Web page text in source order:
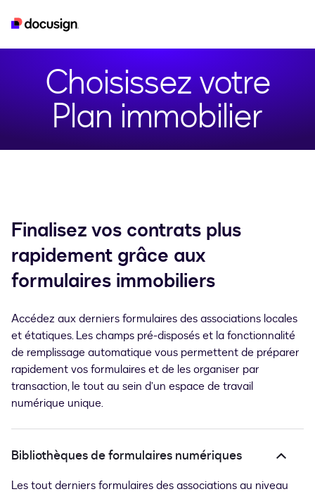
Choisissez votre
Plan immobilier
Finalisez vos contrats plus
rapidement grâce aux
formulaires immobiliers
Accédez aux derniers formulaires des associations locales
et étatiques. Les champs pré-disposés et la fonctionnalité
de remplissage automatique vous permettent de préparer
rapidement vos formulaires et de les organiser par
transaction, le tout au sein d’un espace de travail
numérique unique.
Bibliothèques de formulaires numériques
Les tout derniers formulaires des associations au niveau